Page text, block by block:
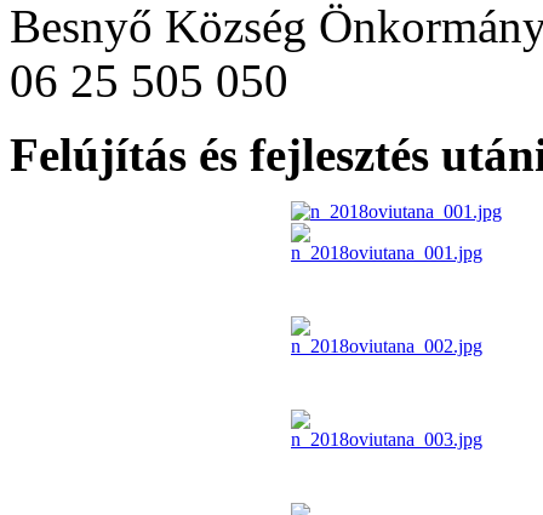
Besnyő Község
06 25 505 050
Felújítás és fejlesztés